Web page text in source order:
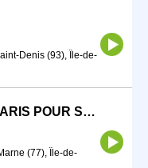
Denis (93), Île-de-
Conducteur PL (F/H) CITAIX PARIS POUR SEPTEMBRE 2026
(77), Île-de-